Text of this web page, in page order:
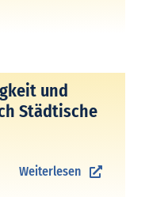
und
Städtische
Weiterlesen